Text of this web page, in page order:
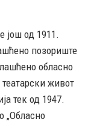
још од 1911.
позориште
обласно
живот
тек од 1947.
„Обласно